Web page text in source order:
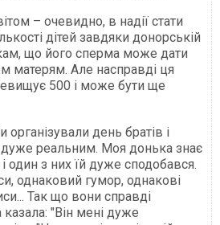
– очевидно, в надії стати
дітей завдяки донорській
що його сперма може дати
матерям. Але насправді ця
500 і може бути ще
організували день братів і
дуже реальним. Моя донька знає
і один з них їй дуже сподобався.
однаковий гумор, однакові
Так що вони справді
"Він мені дуже